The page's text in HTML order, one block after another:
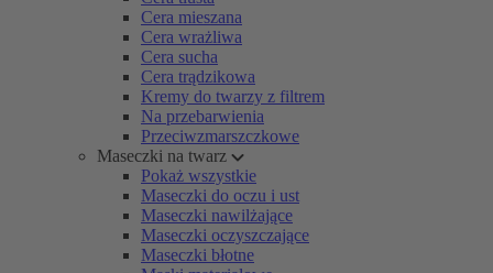
Cera mieszana
Cera wrażliwa
Cera sucha
Cera trądzikowa
Kremy do twarzy z filtrem
Na przebarwienia
Przeciwzmarszczkowe
Maseczki na twarz
Pokaż wszystkie
Maseczki do oczu i ust
Maseczki nawilżające
Maseczki oczyszczające
Maseczki błotne